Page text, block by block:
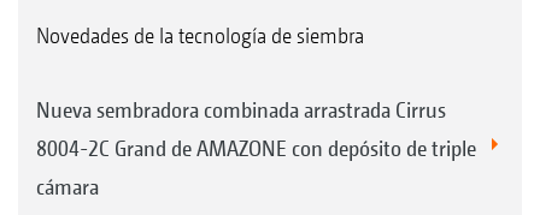
Novedades de la tecnología de siembra
Nueva sembradora combinada arrastrada Cirrus
8004-2C Grand de AMAZONE con depósito de triple
cámara